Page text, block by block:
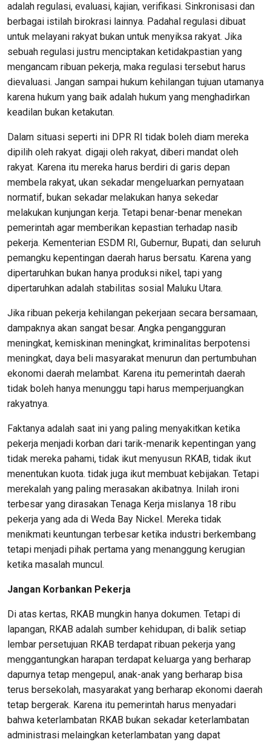
adalah regulasi, evaluasi, kajian, verifikasi. Sinkronisasi dan
berbagai istilah birokrasi lainnya. Padahal regulasi dibuat
untuk melayani rakyat bukan untuk menyiksa rakyat. Jika
sebuah regulasi justru menciptakan ketidakpastian yang
mengancam ribuan pekerja, maka regulasi tersebut harus
dievaluasi. Jangan sampai hukum kehilangan tujuan utamanya
karena hukum yang baik adalah hukum yang menghadirkan
keadilan bukan ketakutan.
Dalam situasi seperti ini DPR RI tidak boleh diam mereka
dipilih oleh rakyat. digaji oleh rakyat, diberi mandat oleh
rakyat. Karena itu mereka harus berdiri di garis depan
membela rakyat, ukan sekadar mengeluarkan pernyataan
normatif, bukan sekadar melakukan hanya sekedar
melakukan kunjungan kerja. Tetapi benar-benar menekan
pemerintah agar memberikan kepastian terhadap nasib
pekerja. Kementerian ESDM RI, Gubernur, Bupati, dan seluruh
pemangku kepentingan daerah harus bersatu. Karena yang
dipertaruhkan bukan hanya produksi nikel, tapi yang
dipertaruhkan adalah stabilitas sosial Maluku Utara.
Jika ribuan pekerja kehilangan pekerjaan secara bersamaan,
dampaknya akan sangat besar. Angka pengangguran
meningkat, kemiskinan meningkat, kriminalitas berpotensi
meningkat, daya beli masyarakat menurun dan pertumbuhan
ekonomi daerah melambat. Karena itu pemerintah daerah
tidak boleh hanya menunggu tapi harus memperjuangkan
rakyatnya.
Faktanya adalah saat ini yang paling menyakitkan ketika
pekerja menjadi korban dari tarik-menarik kepentingan yang
tidak mereka pahami, tidak ikut menyusun RKAB, tidak ikut
menentukan kuota. tidak juga ikut membuat kebijakan. Tetapi
merekalah yang paling merasakan akibatnya. Inilah ironi
terbesar yang dirasakan Tenaga Kerja mislanya 18 ribu
pekerja yang ada di Weda Bay Nickel. Mereka tidak
menikmati keuntungan terbesar ketika industri berkembang
tetapi menjadi pihak pertama yang menanggung kerugian
ketika masalah muncul.
Jangan Korbankan Pekerja
Di atas kertas, RKAB mungkin hanya dokumen. Tetapi di
lapangan, RKAB adalah sumber kehidupan, di balik setiap
lembar persetujuan RKAB terdapat ribuan pekerja yang
menggantungkan harapan terdapat keluarga yang berharap
dapurnya tetap mengepul, anak-anak yang berharap bisa
terus bersekolah, masyarakat yang berharap ekonomi daerah
tetap bergerak. Karena itu pemerintah harus menyadari
bahwa keterlambatan RKAB bukan sekadar keterlambatan
administrasi melaingkan keterlambatan yang dapat